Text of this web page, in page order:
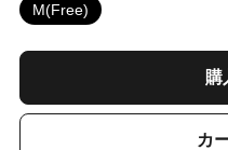
M(Free)
購
カ